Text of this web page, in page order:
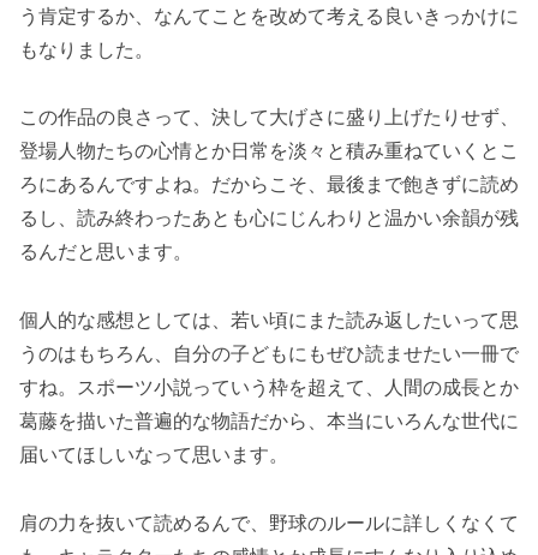
う肯定するか、なんてことを改めて考える良いきっかけに
もなりました。
この作品の良さって、決して大げさに盛り上げたりせず、
登場人物たちの心情とか日常を淡々と積み重ねていくとこ
ろにあるんですよね。だからこそ、最後まで飽きずに読め
るし、読み終わったあとも心にじんわりと温かい余韻が残
るんだと思います。
個人的な感想としては、若い頃にまた読み返したいって思
うのはもちろん、自分の子どもにもぜひ読ませたい一冊で
すね。スポーツ小説っていう枠を超えて、人間の成長とか
葛藤を描いた普遍的な物語だから、本当にいろんな世代に
届いてほしいなって思います。
肩の力を抜いて読めるんで、野球のルールに詳しくなくて